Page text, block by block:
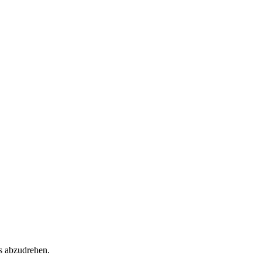
abzudrehen.